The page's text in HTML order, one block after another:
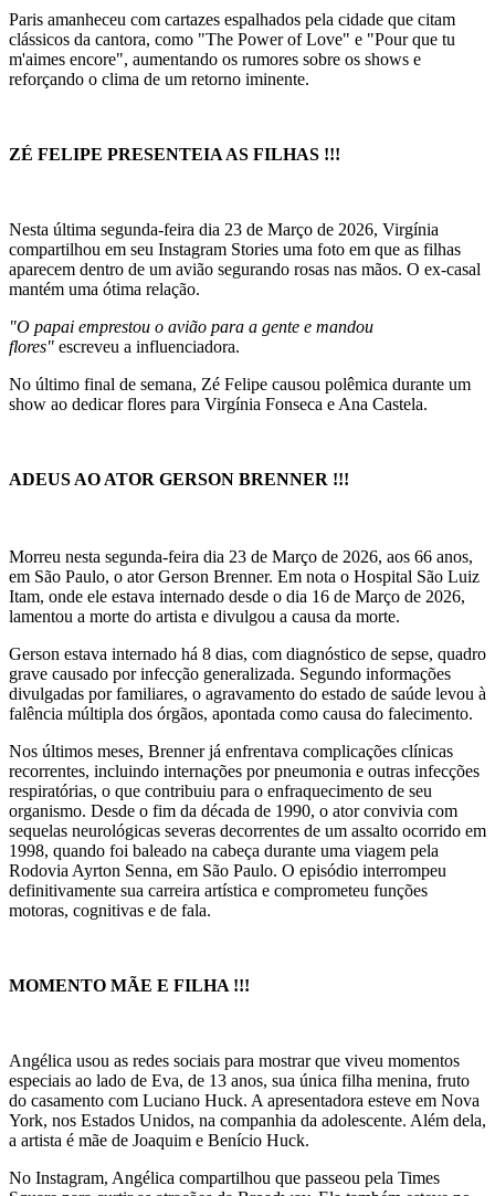
Paris amanheceu com cartazes espalhados pela cidade que citam
clássicos da cantora, como "The Power of Love" e "Pour que tu
m'aimes encore", aumentando os rumores sobre os shows e
reforçando o clima de um retorno iminente.
ZÉ FELIPE PRESENTEIA AS FILHAS !!!
Nesta última segunda-feira dia 23 de Março de 2026, Virgínia
compartilhou em seu Instagram Stories uma foto em que as filhas
aparecem dentro de um avião segurando rosas nas mãos. O ex-casal
mantém uma ótima relação.
"O papai emprestou o avião para a gente e mandou
flores" escreveu a influenciadora.
No último final de semana, Zé Felipe causou polêmica durante um
show ao dedicar flores para Virgínia Fonseca e Ana Castela.
ADEUS AO ATOR GERSON BRENNER !!!
Morreu nesta segunda-feira dia 23 de Março de 2026, aos 66 anos,
em São Paulo, o ator Gerson Brenner. Em nota o Hospital São Luiz
Itam, onde ele estava internado desde o dia 16 de Março de 2026,
lamentou a morte do artista e divulgou a causa da morte.
Gerson estava internado há 8 dias, com diagnóstico de sepse, quadro
grave causado por infecção generalizada. Segundo informações
divulgadas por familiares, o agravamento do estado de saúde levou à
falência múltipla dos órgãos, apontada como causa do falecimento.
Nos últimos meses, Brenner já enfrentava complicações clínicas
recorrentes, incluindo internações por pneumonia e outras infecções
respiratórias, o que contribuiu para o enfraquecimento de seu
organismo. Desde o fim da década de 1990, o ator convivia com
sequelas neurológicas severas decorrentes de um assalto ocorrido em
1998, quando foi baleado na cabeça durante uma viagem pela
Rodovia Ayrton Senna, em São Paulo. O episódio interrompeu
definitivamente sua carreira artística e comprometeu funções
motoras, cognitivas e de fala.
MOMENTO MÃE E FILHA !!!
Angélica usou as redes sociais para mostrar que viveu momentos
especiais ao lado de Eva, de 13 anos, sua única filha menina, fruto
do casamento com Luciano Huck. A apresentadora esteve em Nova
York, nos Estados Unidos, na companhia da adolescente. Além dela,
a artista é mãe de Joaquim e Benício Huck.
No Instagram, Angélica compartilhou que passeou pela Times